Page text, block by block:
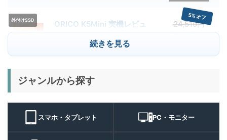
外付けSSD
ORICO K5Mini 実機レビュ
ー | スマホの容量不足対策に
便利な小型外付けSSD
24,510円
5%オフ
23,284
キャンプライ
BougeRV T1 キャンプライ
3000lm・最長102時間の多
機能キャンプライトを徹底検
続きを見る
ジャンルから探す
スマホ・タブレット PC・モニター